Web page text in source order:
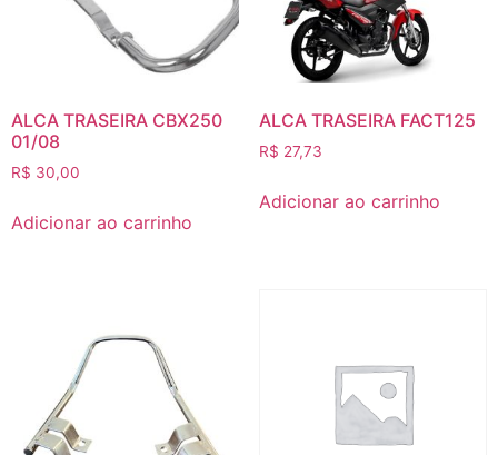
ALCA TRASEIRA CBX250
01/08
R$ 30,00
Adicionar ao carrinho
ALCA TRASEIRA FACT125
R$ 27,73
Adicionar ao carrinho